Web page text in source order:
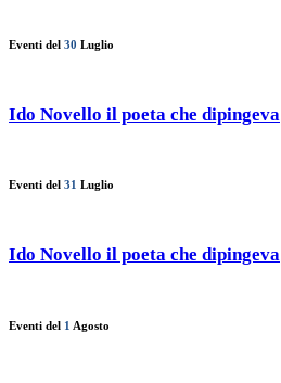
Eventi del 30 Luglio
Ido Novello il poeta che dipingeva
Eventi del 31 Luglio
Ido Novello il poeta che dipingeva
Eventi del 1 Agosto